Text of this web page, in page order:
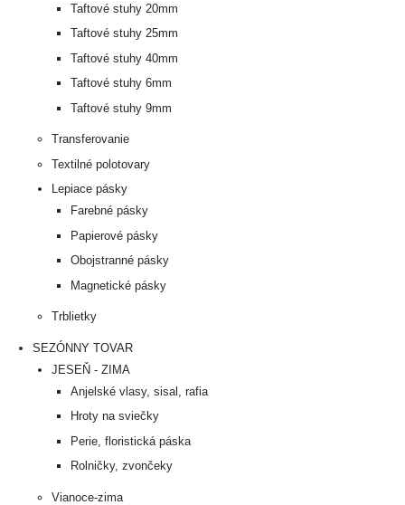
Taftové stuhy 20mm
Taftové stuhy 25mm
Taftové stuhy 40mm
Taftové stuhy 6mm
Taftové stuhy 9mm
Transferovanie
Textilné polotovary
Lepiace pásky
Farebné pásky
Papierové pásky
Obojstranné pásky
Magnetické pásky
Trblietky
SEZÓNNY TOVAR
JESEŇ - ZIMA
Anjelské vlasy, sisal, rafia
Hroty na sviečky
Perie, floristická páska
Rolničky, zvončeky
Vianoce-zima